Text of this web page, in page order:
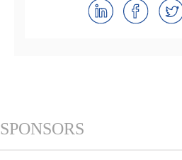
SPONSORS